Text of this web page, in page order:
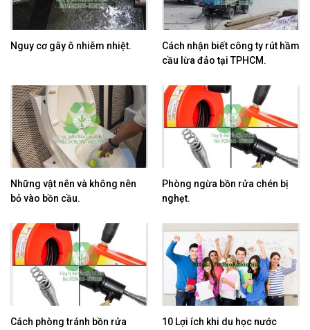
Nguy cơ gây ô nhiễm nhiệt.
​Cách nhận biết công ty rút hầm
cầu lừa đảo tại TPHCM.
Những vật nên và không nên
bỏ vào bồn cầu.
Phòng ngừa bồn rửa chén bị
nghẹt.
Cách phòng tránh bồn rửa
10 Lợi ích khi du học nước